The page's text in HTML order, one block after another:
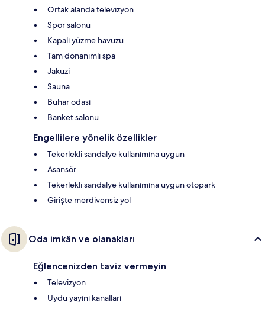
Ortak alanda televizyon
Spor salonu
Kapalı yüzme havuzu
Tam donanımlı spa
Jakuzi
Sauna
Buhar odası
Banket salonu
Engellilere yönelik özellikler
Tekerlekli sandalye kullanımına uygun
Asansör
Tekerlekli sandalye kullanımına uygun otopark
Girişte merdivensiz yol
Oda imkân ve olanakları
Eğlencenizden taviz vermeyin
Televizyon
Uydu yayını kanalları